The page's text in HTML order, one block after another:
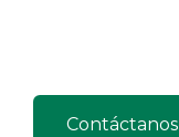
Contáctanos